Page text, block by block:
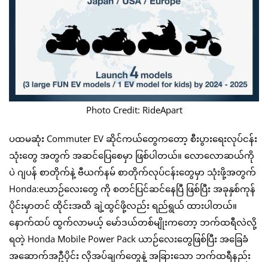
Photo Credit: RideApart
ပထမဆုံး Commuter EV ဆိုင်ကယ်တွေကတော့ စီးပွားရေးလုပ်ငန်း
သုံးတွေ အတွက် အဆင်ပြေစေမှာ ဖြစ်ပါတယ်။ လောလောဆယ်ကို
ပဲ ဂျပန် စာတိုက်နဲ့ ဗီယက်နမ် စာတိုက်လုပ်ငန်းတွေမှာ သုံးဖို့အတွက်
Honda:eယာဉ်လေးတွေ ကို စတင်ပြင်ဆင်နေပြီ ဖြစ်ပြီး အခုနှစ်ကုန်
ပိုင်းမှာတင် ထိုင်းအထိ ချဲ့ထွင်ဖို့လည်း ရည်ရွယ် ထားပါတယ်။
နောက်ထပ် ထွက်လာမယ့် မော်ဒယ်တစ်မျိုးကတော့ ဘက်ထရီလဲလို့
ရတဲ့ Honda Mobile Power Pack ‌ယာဉ်လေးတွေဖြစ်ပြီး အခြေခံ
အဆောက်အဦပိုင်း လိုအပ်ချက်တွေနဲ့ အခြားသော ဘက်ထရီနည်း